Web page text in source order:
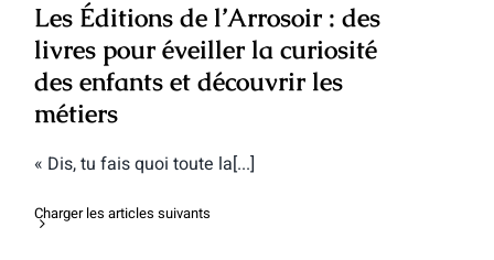
Les Éditions de l’Arrosoir : des
livres pour éveiller la curiosité
des enfants et découvrir les
métiers
« Dis, tu fais quoi toute la[...]
Charger les articles suivants